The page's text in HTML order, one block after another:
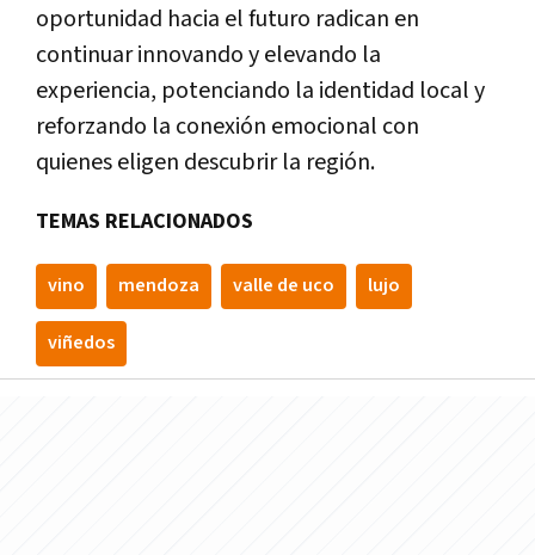
oportunidad hacia el futuro radican en
continuar innovando y elevando la
experiencia, potenciando la identidad local y
reforzando la conexión emocional con
quienes eligen descubrir la región.
TEMAS RELACIONADOS
vino mendoza valle de uco lujo
viñedos